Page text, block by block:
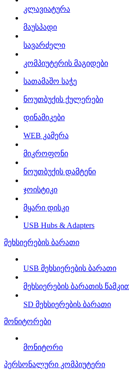
კლავიატურა
მაუსპადი
სავარძელი
კომპიუტერის მაგიდები
სათამაშო საჭე
ნოუთბუქის ქულერები
დინამიკები
WEB კამერა
მიკროფონი
ნოუთბუქის დამტენი
ჯოისტიკი
მყარი დისკი
USB Hubs & Adapters
მეხსიერების ბარათი
USB მეხსიერების ბარათი
მეხსიერების ბარათის
SD მეხსიერების ბარათი
მონიტორები
მონიტორი
პერსონალური კომპიუტერი